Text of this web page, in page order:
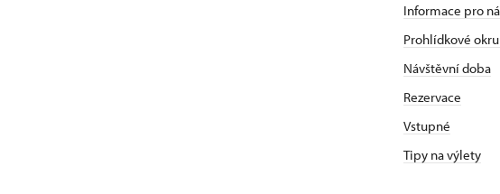
Informace pro
Prohlídkové
Návštěvní doba
Rezervace
Vstupné
Tipy na výlety